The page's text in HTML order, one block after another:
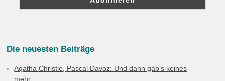
Die neuesten Beiträge
Agatha Christie, Pascal Davoz: Und dann gab’s keines
mehr